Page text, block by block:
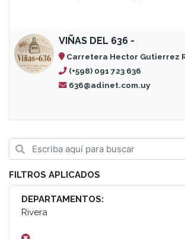
VIÑAS DEL 636 -
Carretera Hector Gutierrez
(+598) 091 723 636
636@adinet.com.uy
FILTROS APLICADOS
DEPARTAMENTOS:
Rivera